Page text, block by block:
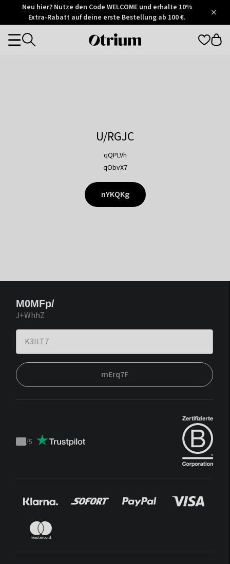
Otrium
Trustpilot
Neu hier? Nutze den Code WELCOME und erhalte 10%
Extra-Rabatt auf deine erste Bestellung ab 100 €.
Otrium
Categories
U/RGJC
qQPLVh
qObvX7
nYKQKg
M0MFp/
J+WhhZ
mErq7F
Trustpilot
/5